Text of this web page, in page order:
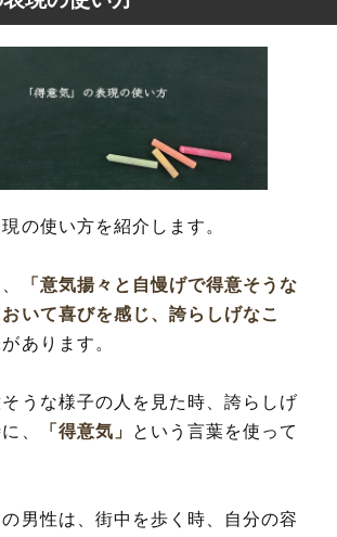
の使い方を紹介します。
「意気揚々と自慢げで得意そうな
おいて喜びを感じ、誇らしげなこ
あります。
うな様子の人を見た時、誇らしげ
、
「得意気」
という言葉を使って
男性は、街中を歩く時、自分の容